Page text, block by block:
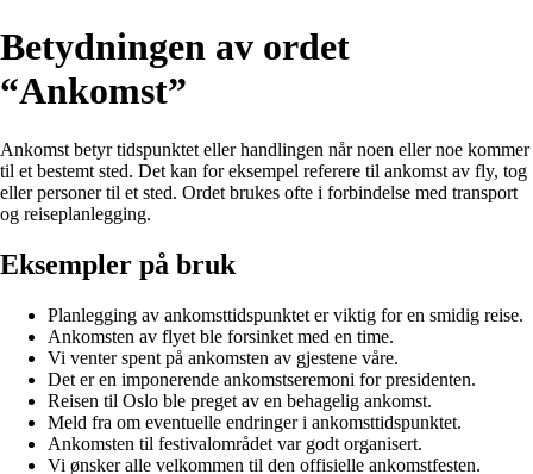
Betydningen av ordet
“Ankomst”
Ankomst betyr tidspunktet eller handlingen når noen eller noe kommer
til et bestemt sted. Det kan for eksempel referere til ankomst av fly, tog
eller personer til et sted. Ordet brukes ofte i forbindelse med transport
og reiseplanlegging.
Eksempler på bruk
Planlegging av ankomsttidspunktet er viktig for en smidig reise.
Ankomsten av flyet ble forsinket med en time.
Vi venter spent på ankomsten av gjestene våre.
Det er en imponerende ankomstseremoni for presidenten.
Reisen til Oslo ble preget av en behagelig ankomst.
Meld fra om eventuelle endringer i ankomsttidspunktet.
Ankomsten til festivalområdet var godt organisert.
Vi ønsker alle velkommen til den offisielle ankomstfesten.